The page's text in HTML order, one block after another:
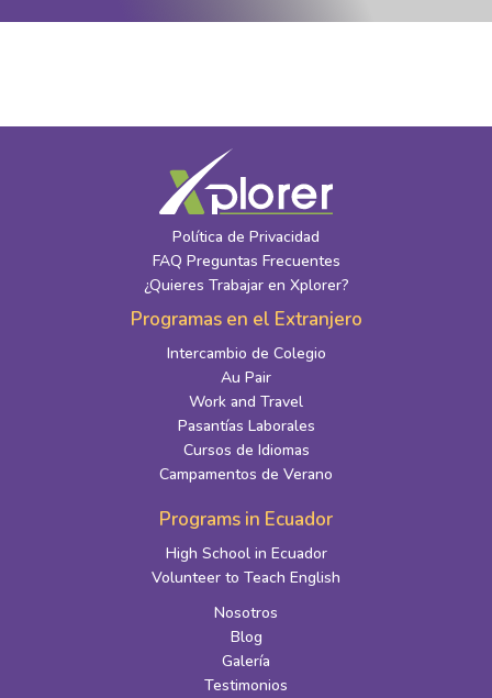
Política de Privacidad
FAQ Preguntas Frecuentes
¿Quieres Trabajar en Xplorer?
Programas en el Extranjero
Intercambio de Colegio
Au Pair
Work and Travel
Pasantías Laborales
Cursos de Idiomas
Campamentos de Verano
Programs in Ecuador
High School in Ecuador
Volunteer to Teach English
Nosotros
Blog
Galería
Testimonios